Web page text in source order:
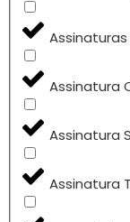
Assinatura
Assinatura
Assinatura